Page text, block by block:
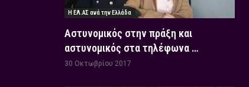
Η ΕΛ.ΑΣ ανά την Ελλάδα
Αστυνομικός στην πράξη και
αστυνομικός στα τηλέφωνα …
30 Οκτωβρίου 2017